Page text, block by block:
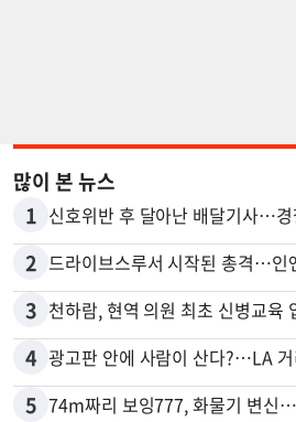
많이 본 뉴스
1
2 드라이브스루서 시작된 총격…인
3
4 광고판 안에 사람이 산다?…LA
5